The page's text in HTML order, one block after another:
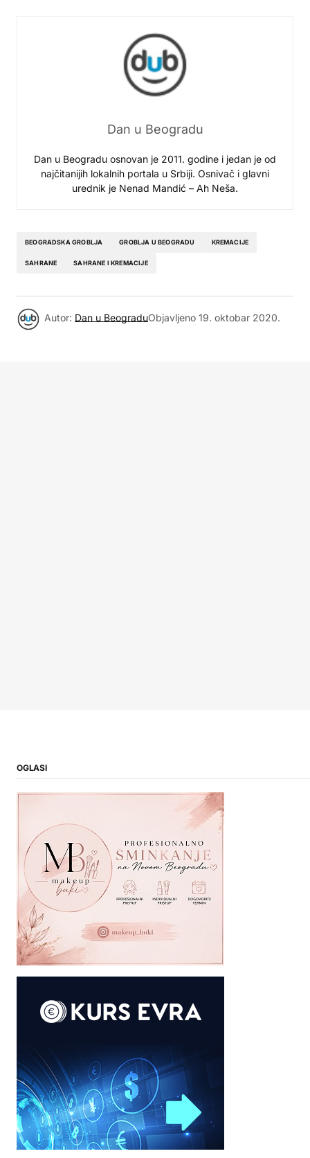
Dan u Beogradu
Dan u Beogradu osnovan je 2011. godine i jedan je od
najčitanijih lokalnih portala u Srbiji. Osnivač i glavni
urednik je Nenad Mandić – Ah Neša.
BEOGRADSKA GROBLJA GROBLJA U BEOGRADU KREMACIJE
SAHRANE SAHRANE I KREMACIJE
Autor: Dan u BeograduObjavljeno 19. oktobar 2020.
OGLASI